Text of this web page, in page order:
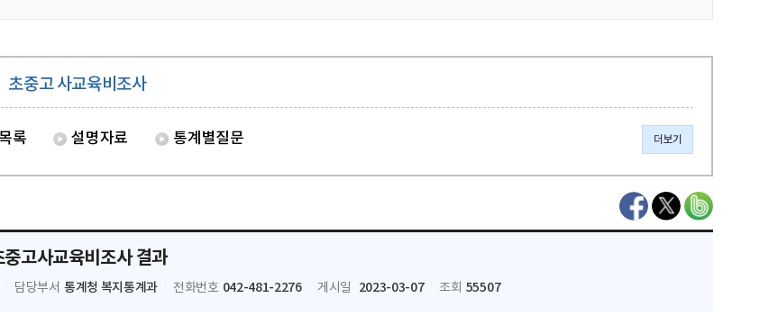
초중고 사교육비조사
록 설명자료 통계별질문 더보기
고사교육비조사 결과
담당부서 통계청 복지통계과 전화번호 042-481-2276 게시일 2023-03-07 조회 55507